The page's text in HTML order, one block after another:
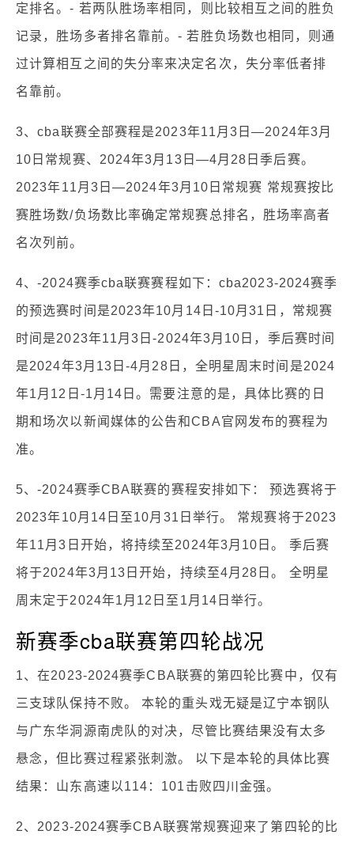
定排名。- 若两队胜场率相同，则比较相互之间的胜负
记录，胜场多者排名靠前。- 若胜负场数也相同，则通
过计算相互之间的失分率来决定名次，失分率低者排
名靠前。
3、cba联赛全部赛程是2023年11月3日—2024年3月
10日常规赛、2024年3月13日—4月28日季后赛。
2023年11月3日—2024年3月10日常规赛 常规赛按比
赛胜场数/负场数比率确定常规赛总排名，胜场率高者
名次列前。
4、-2024赛季cba联赛赛程如下：cba2023-2024赛季
的预选赛时间是2023年10月14日-10月31日，常规赛
时间是2023年11月3日-2024年3月10日，季后赛时间
是2024年3月13日-4月28日，全明星周末时间是2024
年1月12日-1月14日。需要注意的是，具体比赛的日
期和场次以新闻媒体的公告和CBA官网发布的赛程为
准。
5、-2024赛季CBA联赛的赛程安排如下： 预选赛将于
2023年10月14日至10月31日举行。 常规赛将于2023
年11月3日开始，将持续至2024年3月10日。 季后赛
将于2024年3月13日开始，持续至4月28日。 全明星
周末定于2024年1月12日至1月14日举行。
新赛季cba联赛第四轮战况
1、在2023-2024赛季CBA联赛的第四轮比赛中，仅有
三支球队保持不败。 本轮的重头戏无疑是辽宁本钢队
与广东华洞源南虎队的对决，尽管比赛结果没有太多
悬念，但比赛过程紧张刺激。 以下是本轮的具体比赛
结果：山东高速以114：101击败四川金强。
2、2023-2024赛季CBA联赛常规赛迎来了第四轮的比